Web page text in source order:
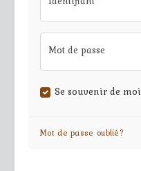
Mot de passe
Se souvenir de moi
Mot de passe oublié?